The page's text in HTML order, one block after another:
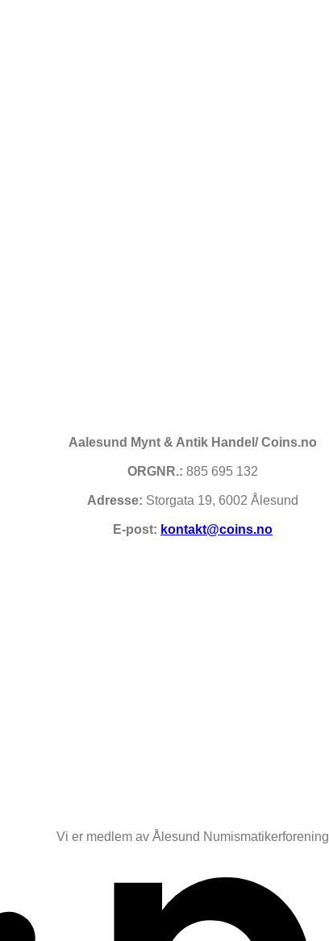
Aalesund Mynt & Antik Handel/ Coins.no
ORGNR.: 885 695 132
Adresse: Storgata 19, 6002 Ålesund
E-post: kontakt@coins.no
Vi er medlem av Ålesund Numismatikerforening